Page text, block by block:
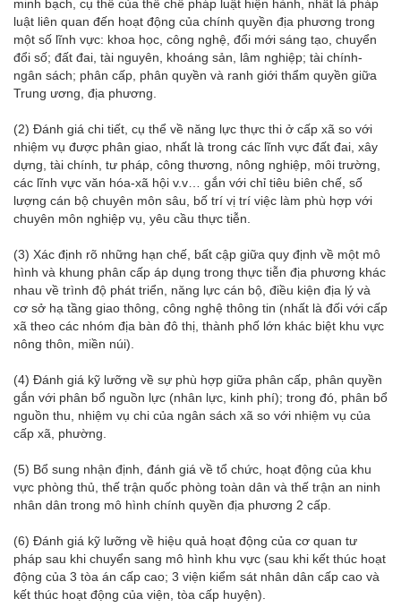
minh bạch, cụ thể của thể chế pháp luật hiện hành, nhất là pháp
luật liên quan đến hoạt động của chính quyền địa phương trong
một số lĩnh vực: khoa học, công nghệ, đổi mới sáng tạo, chuyển
đổi số; đất đai, tài nguyên, khoáng sản, lâm nghiệp; tài chính-
ngân sách; phân cấp, phân quyền và ranh giới thẩm quyền giữa
Trung ương, địa phương.
(2) Đánh giá chi tiết, cụ thể về năng lực thực thi ở cấp xã so với
nhiệm vụ được phân giao, nhất là trong các lĩnh vực đất đai, xây
dựng, tài chính, tư pháp, công thương, nông nghiệp, môi trường,
các lĩnh vực văn hóa-xã hội v.v… gắn với chỉ tiêu biên chế, số
lượng cán bộ chuyên môn sâu, bố trí vị trí việc làm phù hợp với
chuyên môn nghiệp vụ, yêu cầu thực tiễn.
(3) Xác định rõ những hạn chế, bất cập giữa quy định về một mô
hình và khung phân cấp áp dụng trong thực tiễn địa phương khác
nhau về trình độ phát triển, năng lực cán bộ, điều kiện địa lý và
cơ sở hạ tầng giao thông, công nghệ thông tin (nhất là đối với cấp
xã theo các nhóm địa bàn đô thị, thành phố lớn khác biệt khu vực
nông thôn, miền núi).
(4) Đánh giá kỹ lưỡng về sự phù hợp giữa phân cấp, phân quyền
gắn với phân bổ nguồn lực (nhân lực, kinh phí); trong đó, phân bổ
nguồn thu, nhiệm vụ chi của ngân sách xã so với nhiệm vụ của
cấp xã, phường.
(5) Bổ sung nhận định, đánh giá về tổ chức, hoạt động của khu
vực phòng thủ, thế trận quốc phòng toàn dân và thế trận an ninh
nhân dân trong mô hình chính quyền địa phương 2 cấp.
(6) Đánh giá kỹ lưỡng về hiệu quả hoạt động của cơ quan tư
pháp sau khi chuyển sang mô hình khu vực (sau khi kết thúc hoạt
động của 3 tòa án cấp cao; 3 viện kiểm sát nhân dân cấp cao và
kết thúc hoạt động của viện, tòa cấp huyện).